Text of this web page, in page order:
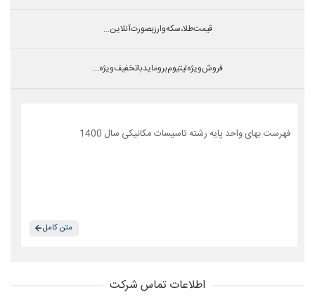
قیمت طلا،سکه و ارز بصورت آنلاین...
فروش ویژه لیتیوم بروماید با تخفیف ویژه...
فهرست بهای واحد پایه رشته تاسیسات مکانیکی سال 1400
متن کامل
اطلاعات تماس شرکت